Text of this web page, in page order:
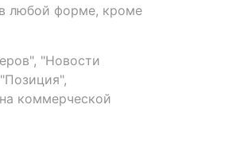
любой форме, кроме
"Новости
коммерческой